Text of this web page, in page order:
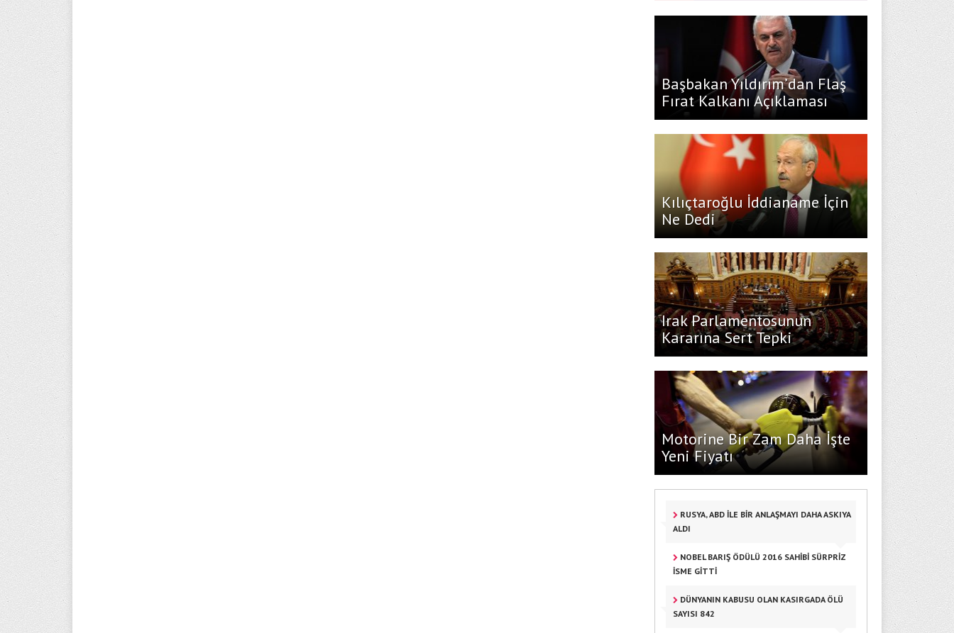
Başbakan Yıldırım’dan Flaş
Fırat Kalkanı Açıklaması
Kılıçtaroğlu İddianame İçin
Ne Dedi
Irak Parlamentosunun
Kararına Sert Tepki
Motorine Bir Zam Daha İşte
Yeni Fiyatı
RUSYA, ABD ILE BIR ANLAŞMAYI DAHA ASKIYA
ALDI
NOBEL BARIŞ ÖDÜLÜ 2016 SAHIBI SÜRPRIZ
İSME GITTI
DÜNYANIN KABUSU OLAN KASIRGADA ÖLÜ
SAYISI 842